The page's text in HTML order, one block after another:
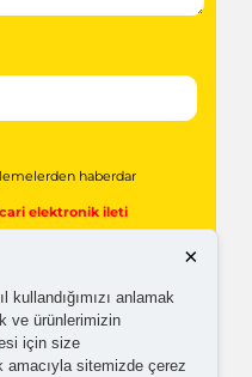
haberdar
elektronik ileti
yönelikaydınlatma ve
onaylıyorum.
×
anlamak
ve ürünlerimizin
için size
sitemizde çerez